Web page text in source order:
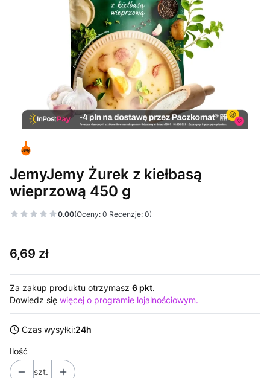
JemyJemy Żurek z kiełbasą
wieprzową 450 g
0.00(Oceny: 0 Recenzje: 0)
Cena
6,69 zł
Za zakup produktu otrzymasz 6 pkt.
Dowiedz się więcej o programie lojalnościowym.
Czas wysyłki:24h
Ilość
szt.